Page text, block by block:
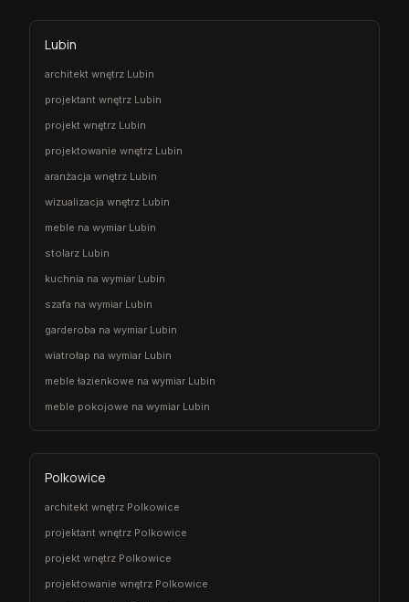
Lubin
architekt wnętrz Lubin
projektant wnętrz Lubin
projekt wnętrz Lubin
projektowanie wnętrz Lubin
aranżacja wnętrz Lubin
wizualizacja wnętrz Lubin
meble na wymiar Lubin
stolarz Lubin
kuchnia na wymiar Lubin
szafa na wymiar Lubin
garderoba na wymiar Lubin
wiatrołap na wymiar Lubin
meble łazienkowe na wymiar Lubin
meble pokojowe na wymiar Lubin
Polkowice
architekt wnętrz Polkowice
projektant wnętrz Polkowice
projekt wnętrz Polkowice
projektowanie wnętrz Polkowice